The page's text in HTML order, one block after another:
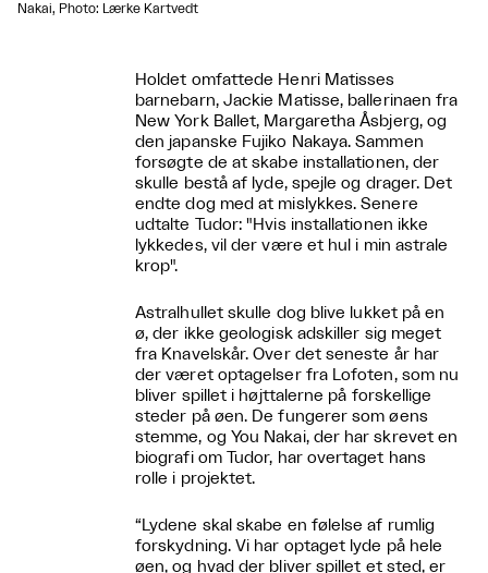
Nakai, Photo: Lærke Kartvedt
Holdet omfattede Henri Matisses
barnebarn, Jackie Matisse, ballerinaen fra
New York Ballet, Margaretha Åsbjerg, og
den japanske Fujiko Nakaya. Sammen
forsøgte de at skabe installationen, der
skulle bestå af lyde, spejle og drager. Det
endte dog med at mislykkes. Senere
udtalte Tudor: "Hvis installationen ikke
lykkedes, vil der være et hul i min astrale
krop".
Astralhullet skulle dog blive lukket på en
ø, der ikke geologisk adskiller sig meget
fra Knavelskår. Over det seneste år har
der været optagelser fra Lofoten, som nu
bliver spillet i højttalerne på forskellige
steder på øen. De fungerer som øens
stemme, og You Nakai, der har skrevet en
biografi om Tudor, har overtaget hans
rolle i projektet.
“Lydene skal skabe en følelse af rumlig
forskydning. Vi har optaget lyde på hele
øen, og hvad der bliver spillet et sted, er